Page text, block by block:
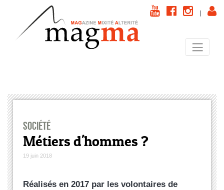
Société
Métiers d'hommes ?
19 juin 2018
Réalisés en 2017 par les volontaires de